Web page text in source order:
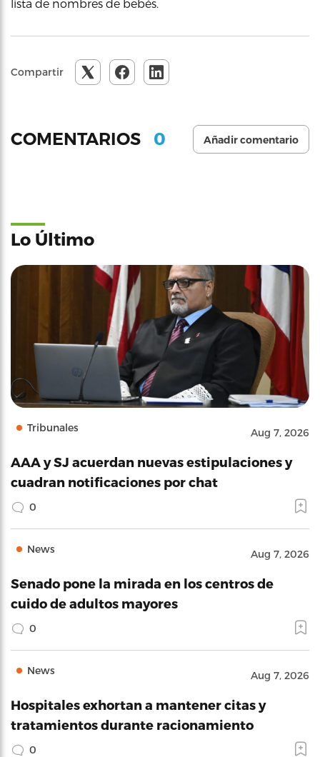
lista de nombres de bebés.
Compartir
COMENTARIOS 0 Añadir comentario
Lo Último
Tribunales Aug 7, 2026
AAA y SJ acuerdan nuevas estipulaciones y
cuadran notificaciones por chat
0
News Aug 7, 2026
Senado pone la mirada en los centros de
cuido de adultos mayores
0
News Aug 7, 2026
Hospitales exhortan a mantener citas y
tratamientos durante racionamiento
0